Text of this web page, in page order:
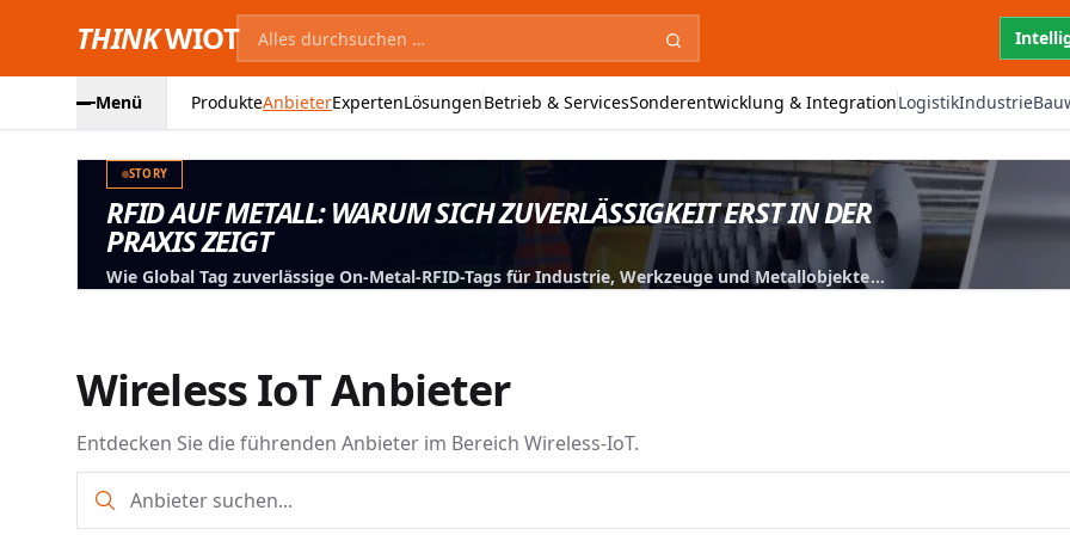
THINKWIOT
Menü ProdukteAnbieterExpertenLösungenBetrieb & ServicesSonderentwicklung & IntegrationLogistikIndustrie
STORY
RFID AUF METALL: WARUM SICH ZUVERLÄSSIGKEIT ERST IN DER
PRAXIS ZEIGT
Wie Global Tag zuverlässige On-Metal-RFID-Tags für Industrie, Werkzeuge und Metallobjekte
Wireless IoT Anbieter
Entdecken Sie die führenden Anbieter im Bereich Wireless-IoT.